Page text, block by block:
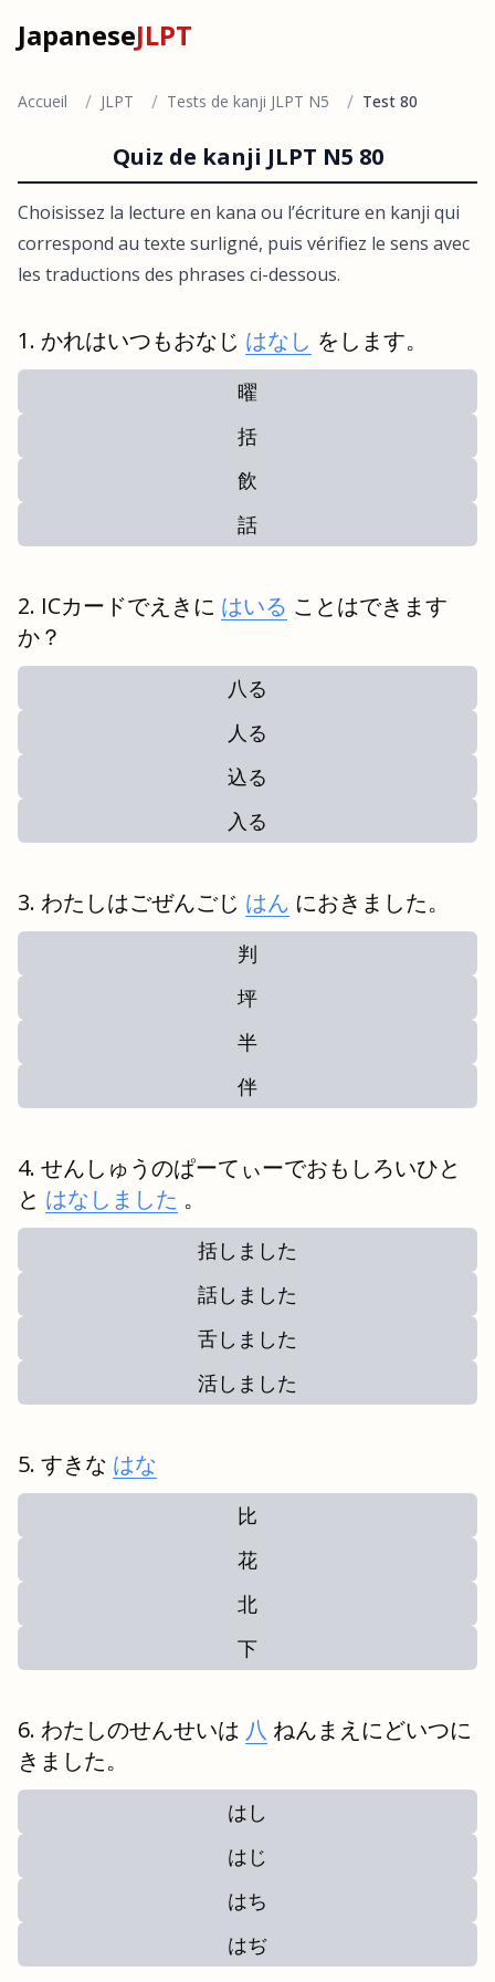
JapaneseJLPT
Accueil / JLPT / Tests de kanji JLPT N5 / Test 80
Quiz de kanji JLPT N5 80
Choisissez la lecture en kana ou l’écriture en kanji qui
correspond au texte surligné, puis vérifiez le sens avec
les traductions des phrases ci-dessous.
かれはいつもおなじ はなし をします。
曜
括
飲
話
ICカードでえきに はいる ことはできます
か？
八る
人る
込る
入る
わたしはごぜんごじ はん におきました。
判
坪
半
伴
せんしゅうのぱーてぃーでおもしろいひと
と はなしました 。
括しました
話しました
舌しました
活しました
すきな はな
比
花
北
下
わたしのせんせいは 八 ねんまえにどいつに
きました。
はし
はじ
はち
はぢ